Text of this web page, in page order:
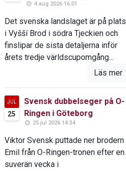
4 aug 2026 16:01
Det svenska landslaget är på plats
i Vyšší Brod i södra Tjeckien och
finslipar de sista detaljerna inför
årets tredje världscupomgång...
Läs mer
JUL
25
Svensk dubbelseger på O-
Ringen i Göteborg
25 jul 2026 14:34
Viktor Svensk puttade ner brodern
Emil från O-Ringen-tronen efter en
suverän vecka i